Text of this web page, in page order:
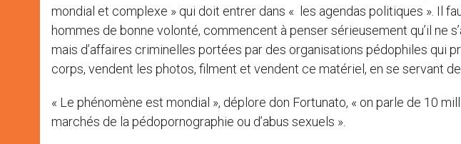
mondial et complexe » qui doit entrer dans « les agendas politiques ». Il
hommes de bonne volonté, commencent à penser sérieusement qu’il ne
mais d’affaires criminelles portées par des organisations pédophiles qui
corps, vendent les photos, filment et vendent ce matériel, en se servant
« Le phénomène est mondial », déplore don Fortunato, « on parle de 10
marchés de la pédopornographie ou d’abus sexuels ».